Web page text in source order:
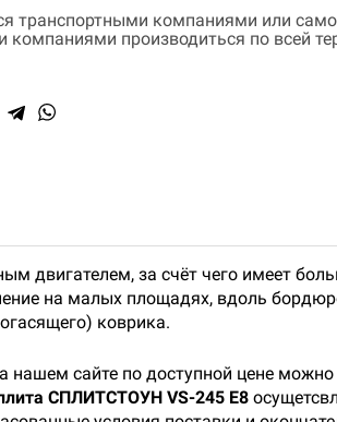
транспортными компаниями или
компаниями производиться по всей
двигателем, за счёт чего имеет
на малых площадях, вдоль
коврика.
нашем сайте по доступной цене
СПЛИТСТОУН VS-245 E8